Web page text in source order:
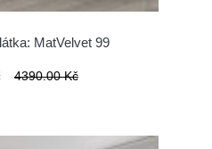
MatVelvet 99
4390.00 Kč